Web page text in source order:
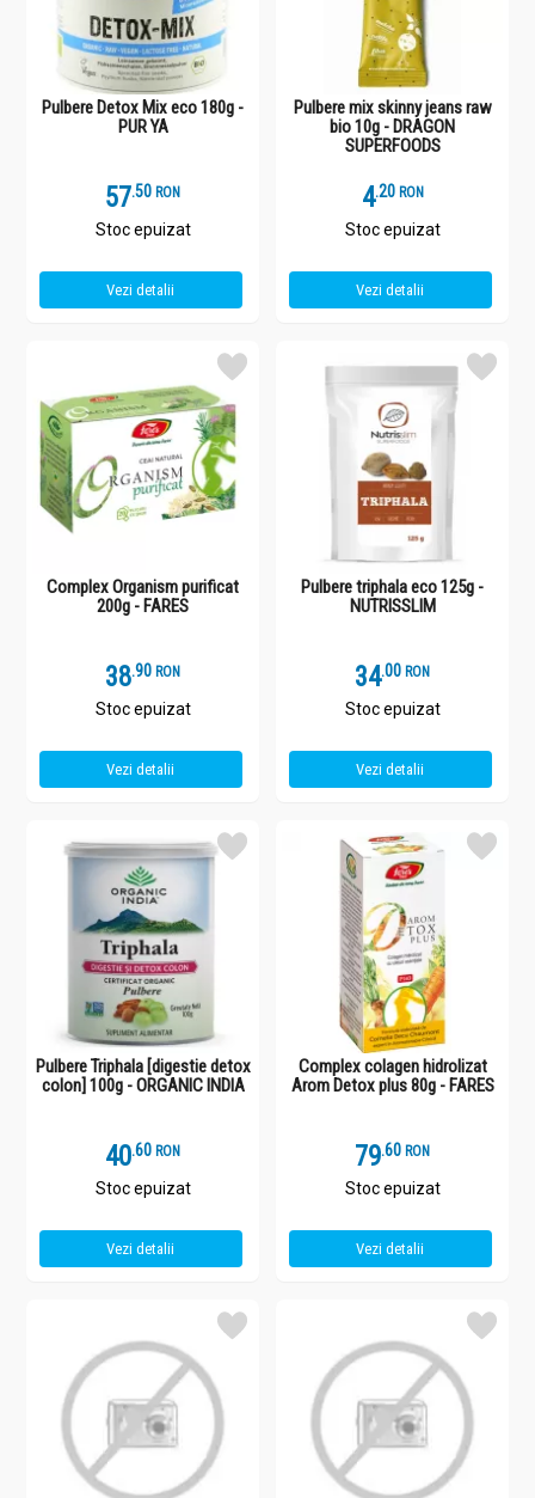
Pulbere Detox Mix eco 180g -
PUR YA
57.5 RON
Stoc epuizat
Vezi detalii
Pulbere mix skinny jeans raw
bio 10g - DRAGON
SUPERFOODS
4.2 RON
Stoc epuizat
Vezi detalii
Complex Organism purificat
200g - FARES
38.9 RON
Stoc epuizat
Vezi detalii
Pulbere triphala eco 125g -
NUTRISSLIM
34.0 RON
Stoc epuizat
Vezi detalii
Pulbere Triphala [digestie detox
colon] 100g - ORGANIC INDIA
40.6 RON
Stoc epuizat
Vezi detalii
Complex colagen hidrolizat
Arom Detox plus 80g - FARES
79.6 RON
Stoc epuizat
Vezi detalii